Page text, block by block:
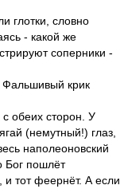
глотки, словно
- какой же
соперники -
Фальшивый крик
обеих сторон. У
(немутный!) глаз,
наполеоновский
Бог пошлёт
и тот феернёт. А если